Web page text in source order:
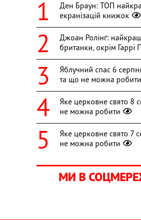
Ден Браун: ТОП
екранізацій книжок
Джоан Ролінґ:
британки, окрім Гаррі
Яблучний спас 6
та що не можна робити
Яке церковне свято 8
не можна робити
Яке церковне свято 7
не можна робити
МИ В